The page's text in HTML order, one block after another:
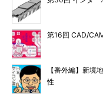
第16回 CAD/
【番外編】新境
性